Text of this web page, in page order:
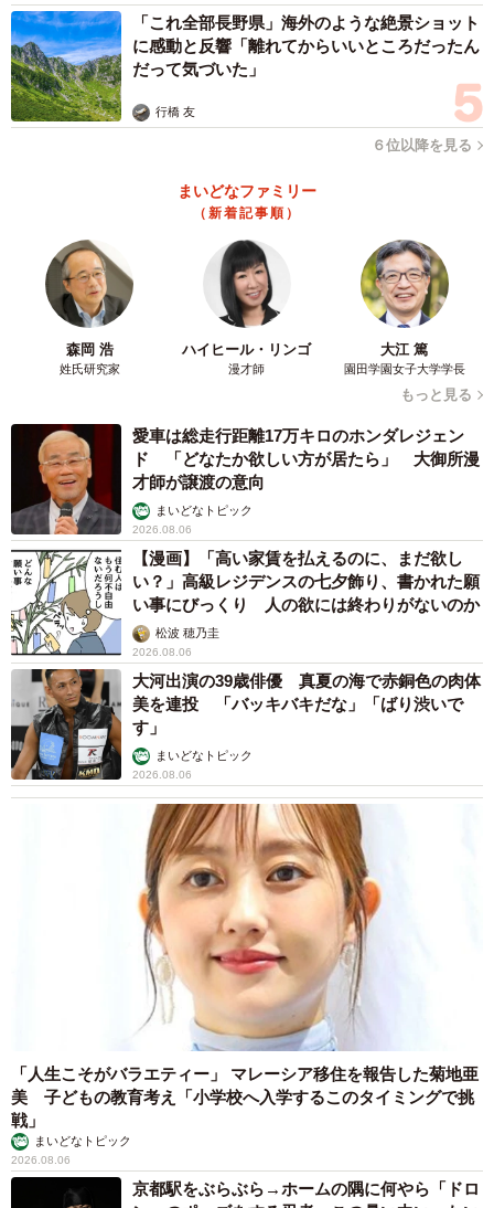
「これ全部長野県」海外のような絶景ショット
に感動と反響「離れてからいいところだったん
だって気づいた」
行橋 友
６位以降を見る
まいどなファミリー
（新着記事順）
森岡 浩
姓氏研究家
ハイヒール・リンゴ
漫才師
大江 篤
園田学園女子大学学長
もっと見る
愛車は総走行距離17万キロのホンダレジェン
ド 「どなたか欲しい方が居たら」 大御所漫
才師が譲渡の意向
まいどなトピック
2026.08.06
【漫画】「高い家賃を払えるのに、まだ欲し
い？」高級レジデンスの七夕飾り、書かれた願
い事にびっくり 人の欲には終わりがないのか
松波 穂乃圭
2026.08.06
大河出演の39歳俳優 真夏の海で赤銅色の肉体
美を連投 「バッキバキだな」「ばり渋いで
す」
まいどなトピック
2026.08.06
「人生こそがバラエティー」 マレーシア移住を報告した菊地亜
美 子どもの教育考え「小学校へ入学するこのタイミングで挑
戦」
まいどなトピック
2026.08.06
京都駅をぶらぶら→ホームの隅に何やら「ドロ